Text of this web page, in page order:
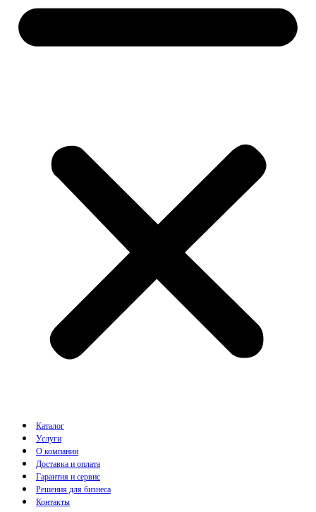
Каталог
Услуги
О компании
Доставка и оплата
Гарантия и сервис
Решения для бизнеса
Контакты